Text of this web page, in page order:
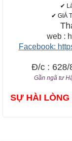
✔
✔ GIÁ
web :
Facebook:
Đ/c : 628/
Gần ngã tư
SỰ HÀI LÒNG